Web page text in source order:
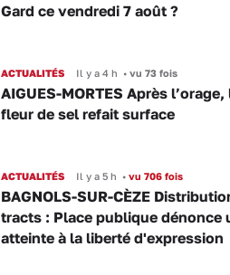
Gard ce vendredi 7 août ?
ACTUALITÉS Il y a 4 h •vu 73 fois
AIGUES-MORTES Après l’orage,
fleur de sel refait surface
ACTUALITÉS Il y a 5 h •vu 706 fois
BAGNOLS-SUR-CÈZE
tracts : Place publique dénonce
atteinte à la liberté d'expression